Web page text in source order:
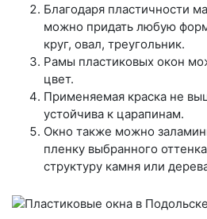
Благодаря пластичности
можно придать любую
круг, овал, треугольник.
Рамы пластиковых окон
цвет.
Применяемая краска не
устойчива к царапинам.
Окно также можно
пленку выбранного
структуру камня или